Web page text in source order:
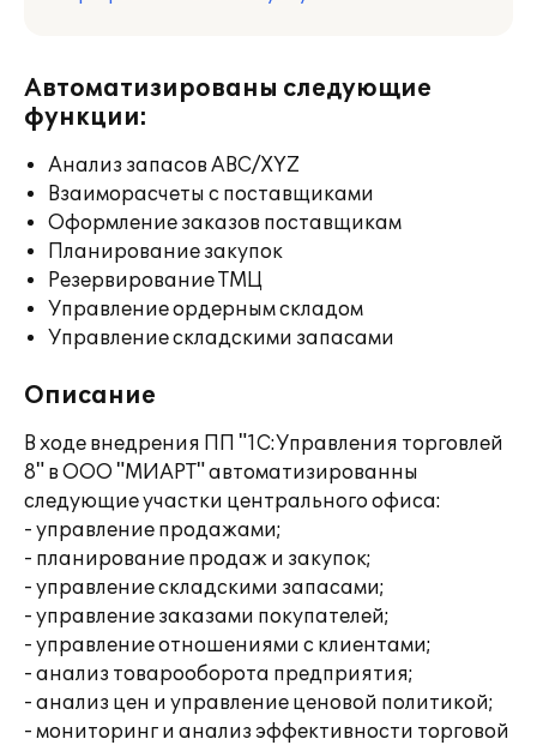
Автоматизированы следующие
функции:
Анализ запасов ABC/XYZ
Взаиморасчеты с поставщиками
Оформление заказов поставщикам
Планирование закупок
Резервирование ТМЦ
Управление ордерным складом
Управление складскими запасами
Описание
В ходе внедрения ПП "1С:Управления торговлей
8" в ООО "МИАРТ" автоматизированны
следующие участки центрального офиса:
- управление продажами;
- планирование продаж и закупок;
- управление складскими запасами;
- управление заказами покупателей;
- управление отношениями с клиентами;
- анализ товарооборота предприятия;
- анализ цен и управление ценовой политикой;
- мониторинг и анализ эффективности торговой